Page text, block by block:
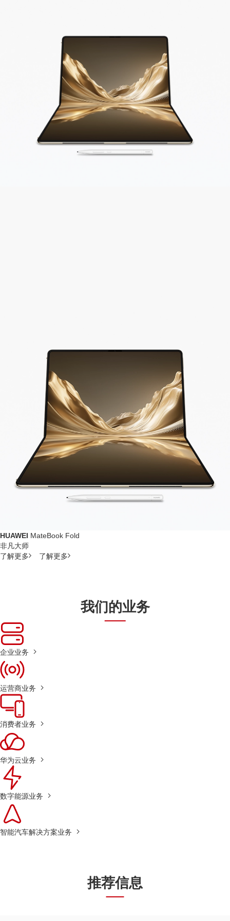
HUAWEI MateBook Fold
非凡大师
了解更多
了解更多
我们的业务
企业业务
运营商业务
消费者业务
华为云业务
数字能源业务
智能汽车解决方案业务
推荐信息